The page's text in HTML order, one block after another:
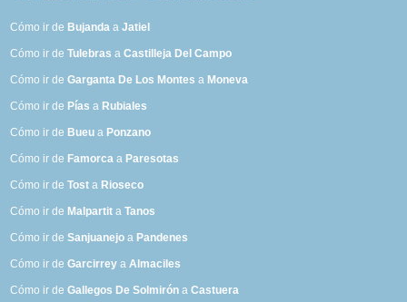
Cómo ir de Bujanda aJatiel
Cómo ir deTulebras aCastilleja Del Campo
Cómo ir deGarganta De Los Montes a Moneva
Cómo ir de Pías a Rubiales
Cómo ir de Bueu a Ponzano
Cómo ir de Famorca a Paresotas
Cómo ir deTost a Rioseco
Cómo ir de Malpartit aTanos
Cómo ir deSanjuanejo a Pandenes
Cómo ir deGarcirrey aAlmaciles
Cómo ir deGallegos De Solmirón aCastuera